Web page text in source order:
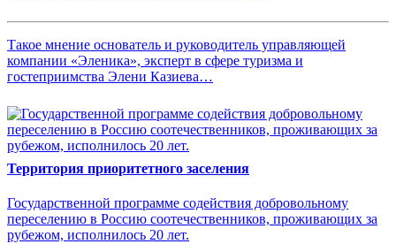
Такое мнение основатель и руководитель управляющей
компании «Эленика», эксперт в сфере туризма и
гостеприимства Элени Казиева…
Территория приоритетного заселения
Государственной программе содействия добровольному
переселению в Россию соотечественников, проживающих за
рубежом, исполнилось 20 лет.